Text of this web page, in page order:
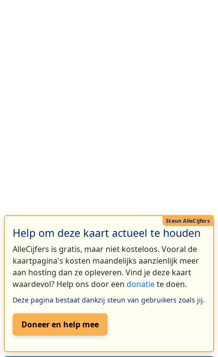
Help om deze kaart actueel te houden
AlleCijfers is gratis, maar niet kosteloos. Vooral de
kaartpagina's kosten maandelijks aanzienlijk meer
aan hosting dan ze opleveren. Vind je deze kaart
waardevol? Help ons door een donatiete doen.
Deze pagina bestaat dankzij steun van gebruikers zoals jij.
Doneer en help mee